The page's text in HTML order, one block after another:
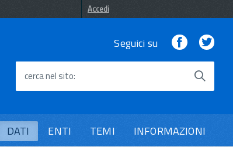
Accedi
Seguici su Facebook
cerca nel sito
DATI ENTI TEMI INFORMAZIONI